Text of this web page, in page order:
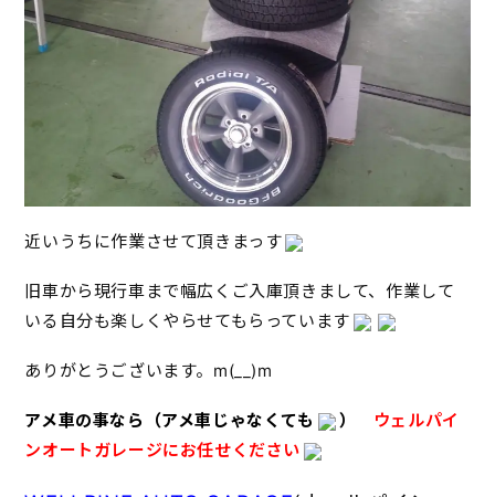
近いうちに作業させて頂きまっす
旧車から現行車まで幅広くご入庫頂きまして、作業して
いる自分も楽しくやらせてもらっています
ありがとうございます。m(__)m
アメ車の事なら（アメ車じゃなくても ）
ウェルパイ
ンオートガレージにお任せください